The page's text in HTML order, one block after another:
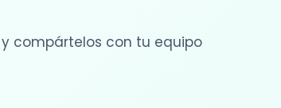
compártelos con tu equipo